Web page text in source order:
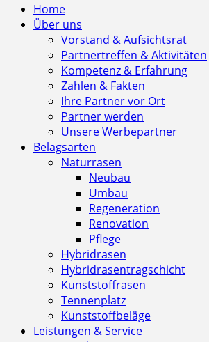
Home
Über uns
Vorstand & Aufsichtsrat
Partnertreffen & Aktivitäten
Kompetenz & Erfahrung
Zahlen & Fakten
Ihre Partner vor Ort
Partner werden
Unsere Werbepartner
Belagsarten
Naturrasen
Neubau
Umbau
Regeneration
Renovation
Pflege
Hybridrasen
Hybridrasentragschicht
Kunststoffrasen
Tennenplatz
Kunststoffbeläge
Leistungen & Service